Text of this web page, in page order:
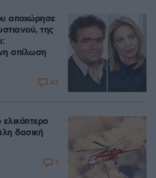
αποχώρησε
της
σπίλωση
43
δασική
1